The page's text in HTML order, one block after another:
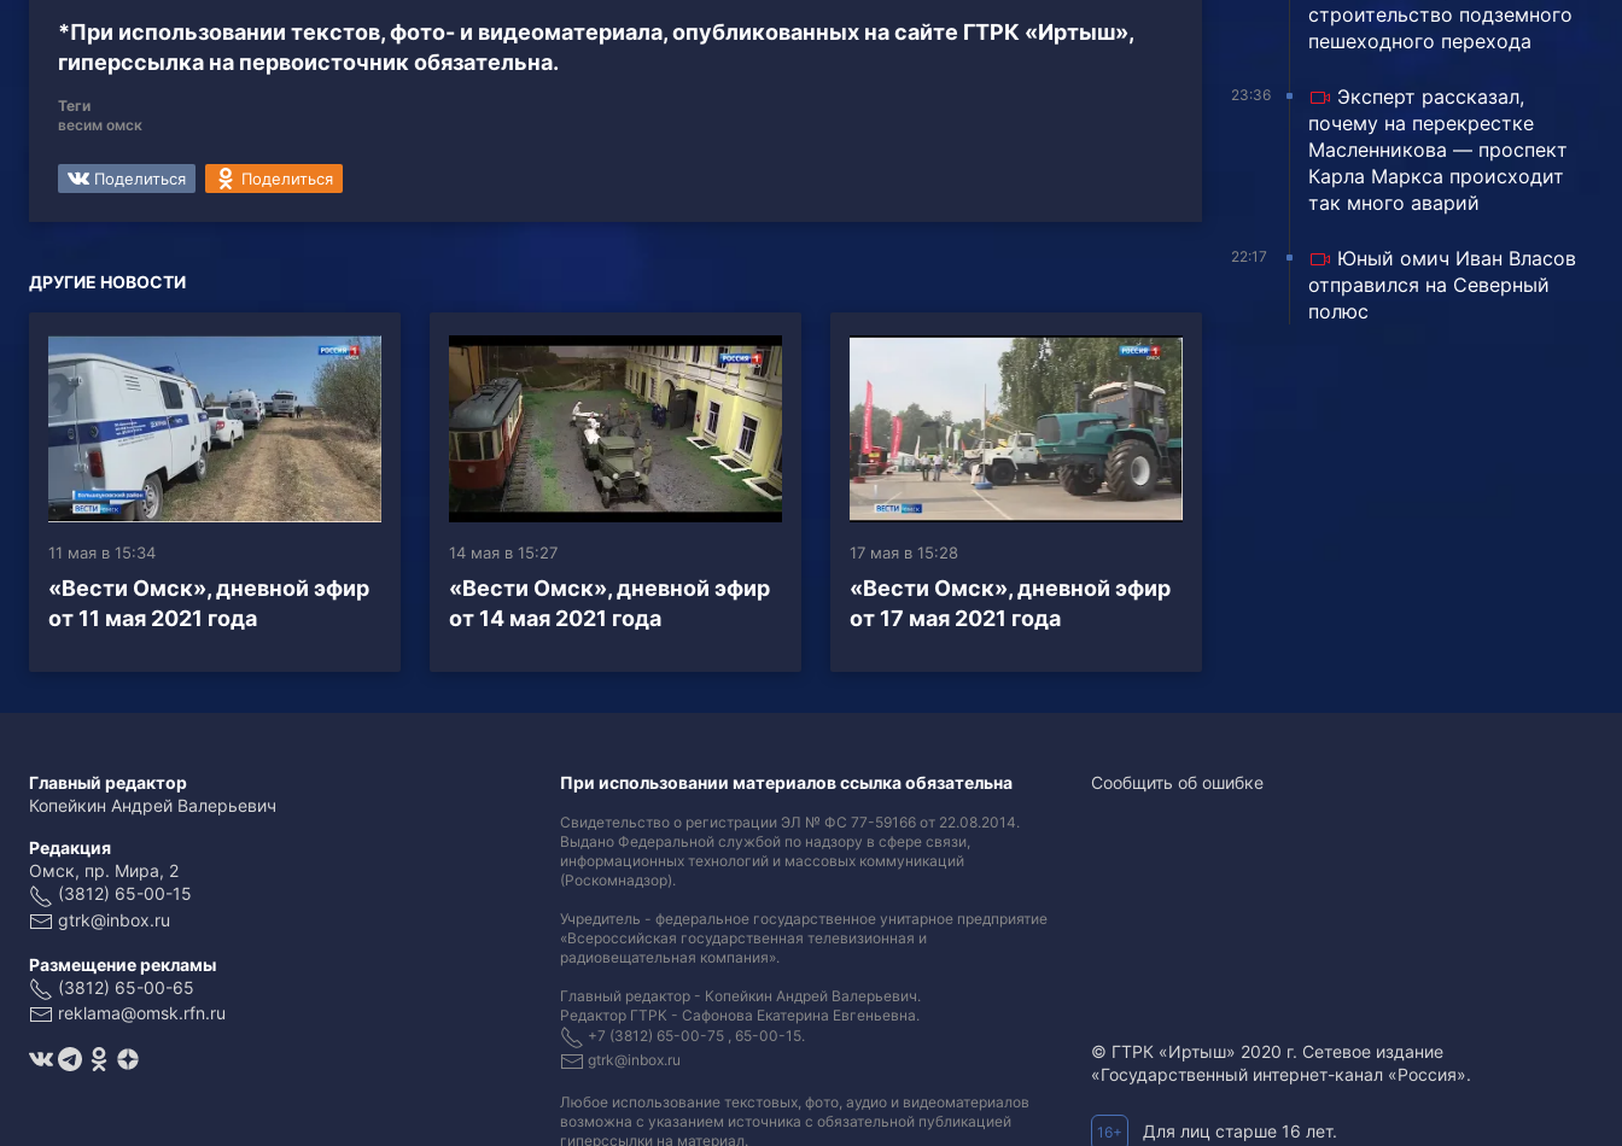
*При использовании текстов, фото- и видеоматериала, опубликованных на сайте ГТРК «Иртыш»,
гиперссылка на первоисточник обязательна.
Теги
весим омск
Поделиться Поделиться
ДРУГИЕ НОВОСТИ
11 мая в 15:34
«Вести Омск», дневной эфир
от 11 мая 2021 года
14 мая в 15:27
«Вести Омск», дневной эфир
от 14 мая 2021 года
17 мая в 15:28
«Вести Омск», дневной эфир
от 17 мая 2021 года
строительство подземного
пешеходного перехода
23:36
Эксперт рассказал,
почему на перекрестке
Масленникова — проспект
Карла Маркса происходит
так много аварий
22:17
Юный омич Иван Власов
отправился на Северный
полюс
Главный редактор
Копейкин Андрей Валерьевич
Редакция
Омск, пр. Мира, 2
(3812) 65-00-15
gtrk@inbox.ru
Размещение рекламы
(3812) 65-00-65
reklama@omsk.rfn.ru
При использовании материалов ссылка обязательна
Свидетельство о регистрации ЭЛ № ФС 77-59166 от 22.08.2014.
Выдано Федеральной службой по надзору в сфере связи,
информационных технологий и массовых коммуникаций
(Роскомнадзор).
Учредитель - федеральное государственное унитарное предприятие
«Всероссийская государственная телевизионная и
радиовещательная компания».
Главный редактор - Копейкин Андрей Валерьевич.
Редактор ГТРК - Сафонова Екатерина Евгеньевна.
+7 (3812) 65-00-75 , 65-00-15.
gtrk@inbox.ru
Любое использование текстовых, фото, аудио и видеоматериалов
возможна с указанием источника с обязательной публикацией
гиперссылки на материал.
Сообщить об ошибке
© ГТРК «Иртыш» 2020 г. Сетевое издание
«Государственный интернет-канал «Россия».
16+ Для лиц старше 16 лет.